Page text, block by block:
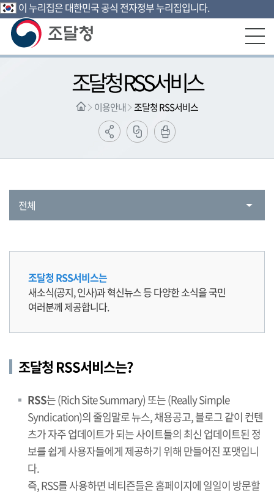
본문영역 바로가기
메인메뉴 바로가기
하단링크 바로가기
이 누리집은 대한민국 공식 전자정부 누리집입니다.
조달청 RSS서비스
이용안내 조달청 RSS서비스
전체
조달청 RSS서비스는
새소식(공지, 인사)과 혁신뉴스 등 다양한 소식을 국민
여러분께 제공합니다.
조달청 RSS서비스는?
RSS는 (Rich Site Summary) 또는 (Really Simple
Syndication)의 줄임말로 뉴스, 채용공고, 블로그 같이 컨텐
츠가 자주 업데이트가 되는 사이트들의 최신 업데이트된 정
보를 쉽게 사용자들에게 제공하기 위해 만들어진 포맷입니
다.
즉, RSS를 사용하면 네티즌들은 홈페이지에 일일이 방문할